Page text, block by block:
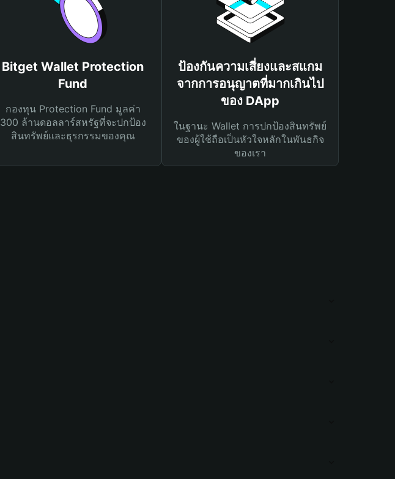
Bitget Wallet Protection
Fund
กองทุน Protection Fund มูลค่า
300 ล้านดอลลาร์สหรัฐที่จะปกป้อง
สินทรัพย์และธุรกรรมของคุณ
ป้องกันความเสี่ยงและสแกม
จากการอนุญาตที่มากเกินไป
ของ DApp
ในฐานะ Wallet การปกป้องสินทรัพย์
ของผู้ใช้ถือเป็นหัวใจหลักในพันธกิจ
ของเรา